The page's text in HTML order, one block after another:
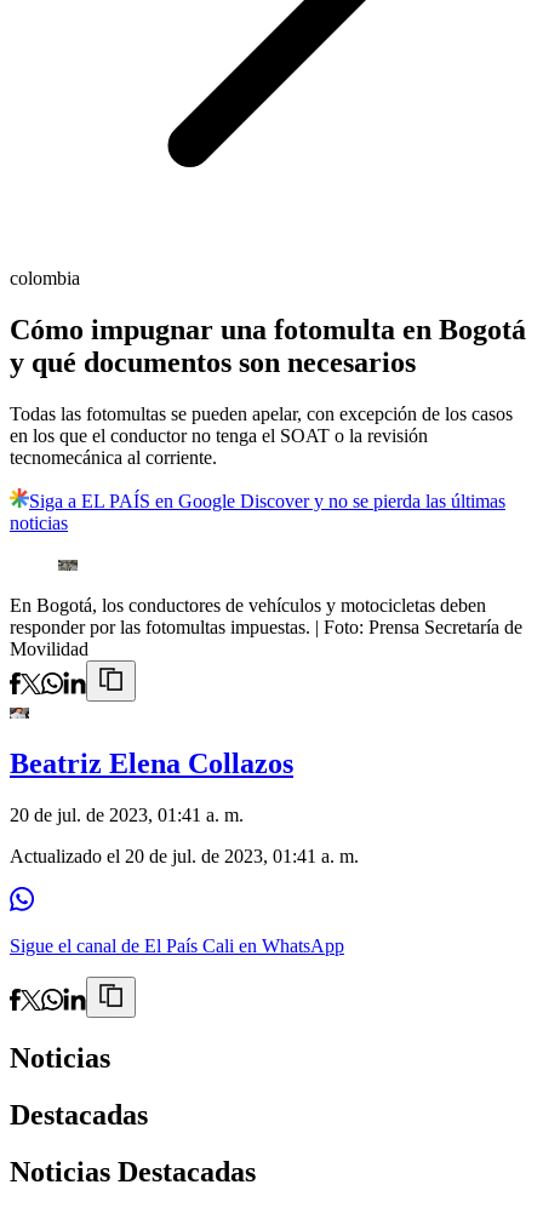
colombia
Cómo impugnar una fotomulta en Bogotá
y qué documentos son necesarios
Todas las fotomultas se pueden apelar, con excepción de los casos
en los que el conductor no tenga el SOAT o la revisión
tecnomecánica al corriente.
Siga a EL PAÍS en Google Discover y no se pierda las últimas
noticias
En Bogotá, los conductores de vehículos y motocicletas deben
responder por las fotomultas impuestas. | Foto: Prensa Secretaría de
Movilidad
Beatriz Elena Collazos
20 de jul. de 2023, 01:41 a. m.
Actualizado el 20 de jul. de 2023, 01:41 a. m.
Sigue el canal de El País Cali en WhatsApp
Noticias
Destacadas
Noticias Destacadas